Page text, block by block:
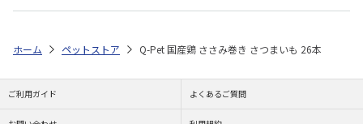
ホーム ペットストア Q-Pet 国産鶏 ささみ巻き さつまいも 26本
ご利用ガイド よくあるご質問